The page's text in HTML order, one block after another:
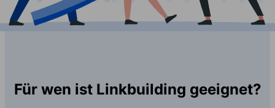
Für wen ist Linkbuilding geeignet?